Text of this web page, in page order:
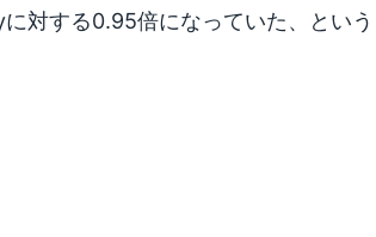
対する0.95倍になっていた、という